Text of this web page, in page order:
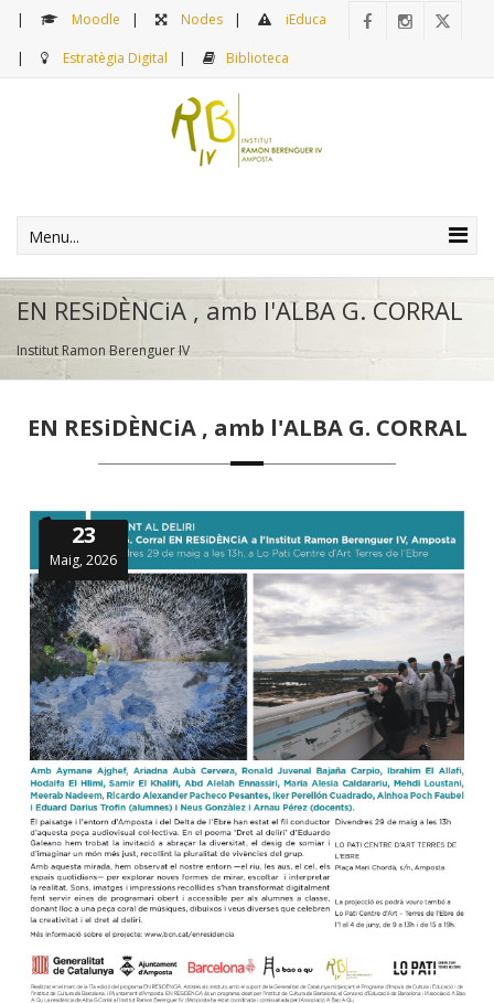
Moodle Nodes iEduca
Estratègia Digital Biblioteca
Menu...
EN RESiDÈNCiA , amb l'ALBA G. CORRAL
Institut Ramon Berenguer IV
EN RESiDÈNCiA , amb l'ALBA G. CORRAL
23
Maig, 2026